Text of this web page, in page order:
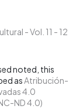
- Vol. 11 - 12
noted, this
asAtribución-
4.0
ND 4.0)